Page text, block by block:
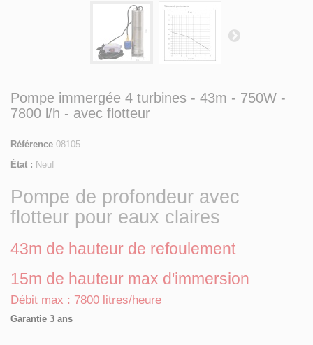
Pompe immergée 4 turbines - 43m - 750W -
7800 l/h - avec flotteur
Référence 08105
État : Neuf
Pompe de profondeur avec
flotteur pour eaux claires
43m de hauteur de refoulement
15m de hauteur max d'immersion
Débit max : 7800 litres/heure
Garantie 3 ans